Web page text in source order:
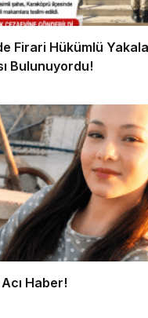
Firari Hükümlü
Bulunuyordu!
Haber!